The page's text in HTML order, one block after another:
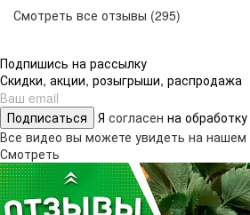
Смотреть все отзывы (295)
Подпишись на рассылку
Скидки, акции, розыгрыши, распродажа
Подписаться Я согласен на
Все видео вы можете увидеть на нашем
Смотреть